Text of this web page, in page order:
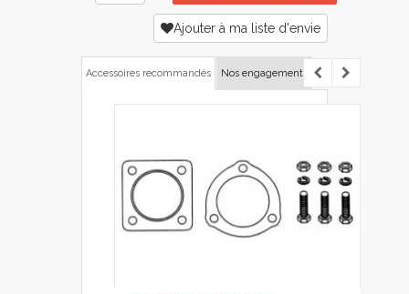
Ajouter à ma liste d'envie
Accessoires recommandés Nos engagements